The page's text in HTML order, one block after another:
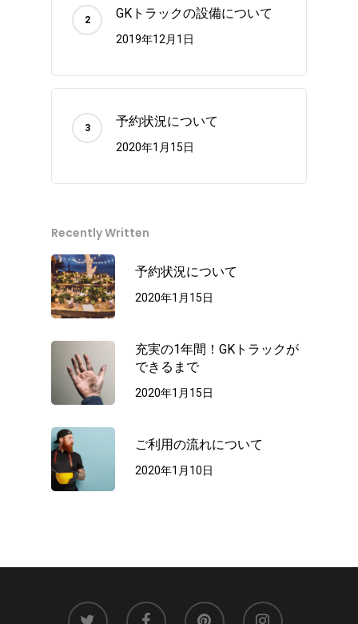
GKトラックの設備について
2019年12月1日
予約状況について
2020年1月15日
Recently Written
予約状況について
2020年1月15日
充実の1年間！GKトラックが
できるまで
2020年1月15日
ご利用の流れについて
2020年1月10日